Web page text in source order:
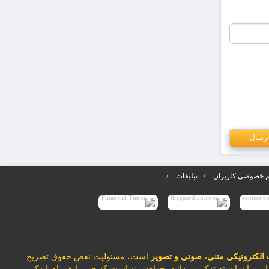
خصوصی کاربران تبلیغات
الکترونیکی متنی، صوتی و تصویر
است، مسئولیت نقض حقوق تصریح